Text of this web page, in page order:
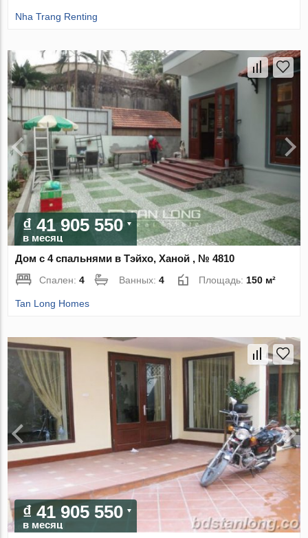
Nha Trang Renting
₫ 41 905 550
в месяц
Дом с 4 спальнями в Тэйхо, Ханой , № 4810
Спален:4 Ванных:4 Площадь: 150 м²
Tan Long Homes
₫ 41 905 550
в месяц